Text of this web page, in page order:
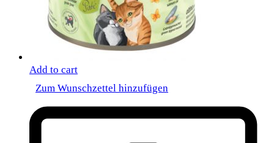
Add to cart
Zum Wunschzettel hinzufügen